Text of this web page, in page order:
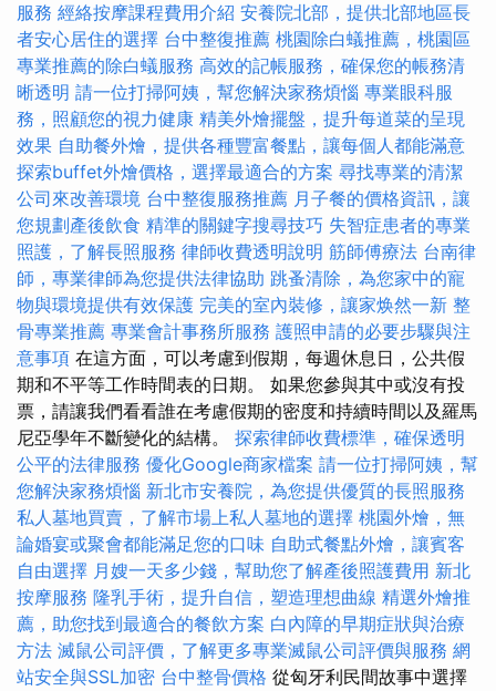
服務 經絡按摩課程費用介紹 安養院北部，提供北部地區長
者安心居住的選擇 台中整復推薦 桃園除白蟻推薦，桃園區
專業推薦的除白蟻服務 高效的記帳服務，確保您的帳務清
晰透明 請一位打掃阿姨，幫您解決家務煩惱 專業眼科服
務，照顧您的視力健康 精美外燴擺盤，提升每道菜的呈現
效果 自助餐外燴，提供各種豐富餐點，讓每個人都能滿意
探索buffet外燴價格，選擇最適合的方案 尋找專業的清潔
公司來改善環境 台中整復服務推薦 月子餐的價格資訊，讓
您規劃產後飲食 精準的關鍵字搜尋技巧 失智症患者的專業
照護，了解長照服務 律師收費透明說明 筋師傅療法 台南律
師，專業律師為您提供法律協助 跳蚤清除，為您家中的寵
物與環境提供有效保護 完美的室內裝修，讓家焕然一新 整
骨專業推薦 專業會計事務所服務 護照申請的必要步驟與注
意事項 在這方面，可以考慮到假期，每週休息日，公共假
期和不平等工作時間表的日期。 如果您參與其中或沒有投
票，請讓我們看看誰在考慮假期的密度和持續時間以及羅馬
尼亞學年不斷變化的結構。 探索律師收費標準，確保透明
公平的法律服務 優化Google商家檔案 請一位打掃阿姨，幫
您解決家務煩惱 新北市安養院，為您提供優質的長照服務
私人墓地買賣，了解市場上私人墓地的選擇 桃園外燴，無
論婚宴或聚會都能滿足您的口味 自助式餐點外燴，讓賓客
自由選擇 月嫂一天多少錢，幫助您了解產後照護費用 新北
按摩服務 隆乳手術，提升自信，塑造理想曲線 精選外燴推
薦，助您找到最適合的餐飲方案 白內障的早期症狀與治療
方法 滅鼠公司評價，了解更多專業滅鼠公司評價與服務 網
站安全與SSL加密 台中整骨價格 從匈牙利民間故事中選擇